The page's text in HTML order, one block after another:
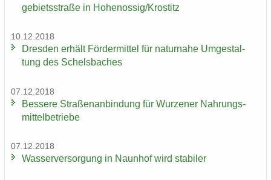
ge­biets­stra­ße in Ho­he­nos­sig/Krostitz
10.12.2018
Dres­den er­hält För­der­mit­tel für na­tur­na­he Um­ge­stal­
tung des Schels­ba­ches
07.12.2018
Bes­se­re Stra­ßen­an­bin­dung für Wur­ze­ner Nah­rungs­
mit­tel­be­trie­be
07.12.2018
Was­ser­ver­sor­gung in Naun­hof wird sta­bi­ler